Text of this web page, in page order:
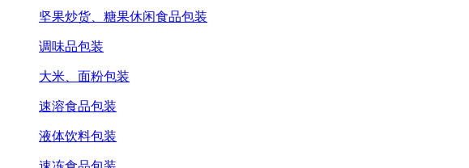
坚果炒货、糖果休闲食品包装
调味品包装
大米、面粉包装
速溶食品包装
液体饮料包装